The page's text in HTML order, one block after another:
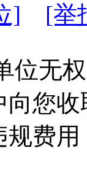
] [举
位无
您
费